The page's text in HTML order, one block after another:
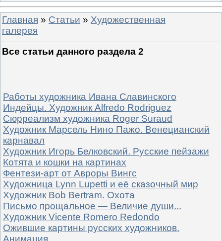
Главная » Статьи » Художественная
галерея
Все статьи данного раздела 2
Работы художника Ивана Славинского
Индейцы. Художник Alfredo Rodriguez
Сюрреализм художника Roger Suraud
Художник Марсель Нино Пажо. Венецианский
карнавал
Художник Игорь Белковский. Русские пейзажи
Котята и кошки на картинах
Фентези-арт от Авроры Вингс
Художница Lynn Lupetti и её сказочный мир
Художник Bob Bertram. Охота
Письмо прощальное — Величие души...
Художник Vicente Romero Redondo
Ожившие картины русских художников.
Анимация